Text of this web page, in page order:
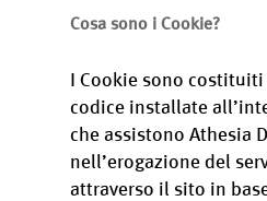
Cosa sono i Cookie?
I Cookie sono
codice installate
che assistono Athesia
nell’erogazione del
attraverso il sito in